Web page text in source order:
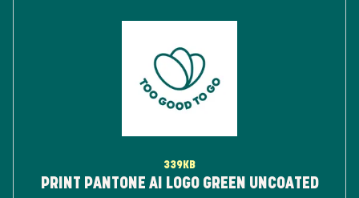
339KB
PRINT PANTONE AI LOGO GREEN UNCOATED